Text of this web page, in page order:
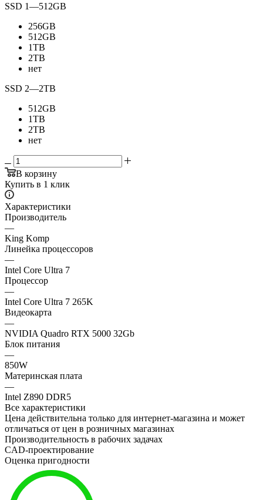
SSD 1—512GB
256GB
512GB
1TB
2TB
нет
SSD 2—2TB
512GB
1TB
2TB
нет
В корзину
Купить в 1 клик
Характеристики
Производитель
—
King Komp
Линейка процессоров
—
Intel Core Ultra 7
Процессор
—
Intel Core Ultra 7 265K
Видеокарта
—
NVIDIA Quadro RTX 5000 32Gb
Блок питания
—
850W
Материнская плата
—
Intel Z890 DDR5
Все характеристики
Цена действительна только для интернет-магазина и может
отличаться от цен в розничных магазинах
Производительность в рабочих задачах
CAD-проектирование
Оценка пригодности